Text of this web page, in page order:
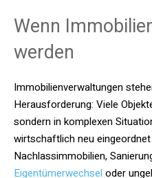
Wenn
werden
Immobilienverwaltungen
Herausforderung: Viele
sondern in komplexen
wirtschaftlich neu
Nachlassimmobilien,
Eigentümerwechsel oder